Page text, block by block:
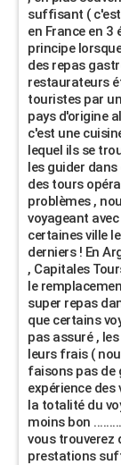
suffisant ( c'est
en France en 3
principe
des repas
restaurateurs
touristes par
pays d'origine
c'est une
lequel ils se
les guider dans
des tours
problèmes ,
voyageant
certaines ville
derniers ! En
, Capitales
le
super repas
que certains
pas assuré ,
leurs frais (
faisons pas de
expérience des
la totalité du
moins bon
vous trouverez
prestations